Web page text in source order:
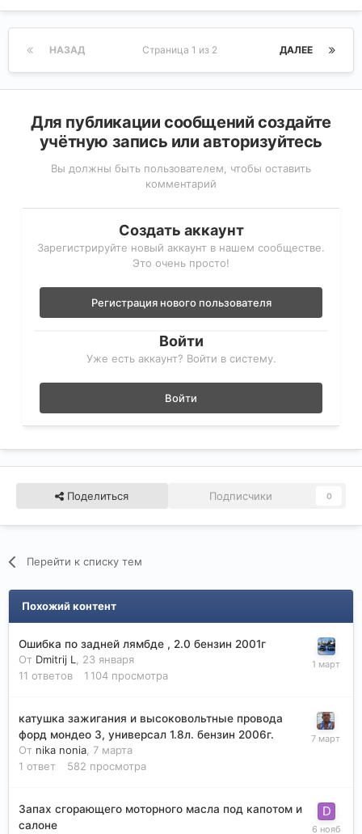
НАЗАД ДАЛЕЕ
Страница 1 из 2
Для публикации сообщений создайте
учётную запись или авторизуйтесь
Вы должны быть пользователем, чтобы оставить
комментарий
Создать аккаунт
Зарегистрируйте новый аккаунт в нашем сообществе.
Это очень просто!
Регистрация нового пользователя
Войти
Уже есть аккаунт? Войти в систему.
Войти
Поделиться Подписчики 0
Перейти к списку тем
Похожий контент
Ошибка по задней лямбде , 2.0 бензин 2001г
От Dmitrij L
23 января
11 ответов 1 104 просмотра
катушка зажигания и высоковольтные провода
форд мондео 3, универсал 1.8л. бензин 2006г.
От nika nonia 7 марта
1 ответ 582 просмотра
Запах сгорающего моторного масла под капотом и
салоне